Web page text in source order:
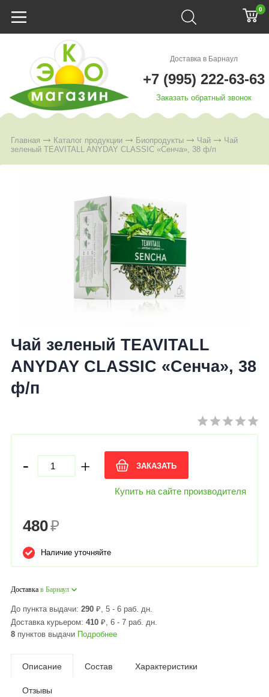
0
Доставка в Барнаул
+7 (995) 222-63-63
Заказать обратный звонок
Главная Каталог продукции Биопродукты Чай
Чай
зеленый TEAVITALL ANYDAY CLASSIC «Сенча», 38 ф/п
Чай зеленый TEAVITALL
ANYDAY CLASSIC «Сенча», 38
ф/п
- + ЗАКАЗАТЬ
Купить на сайте производителя
480₽
Наличие уточняйте
Доставка в Барнаул
До пункта выдачи: 290 ₽, 5 - 6 раб. дн.
Доставка курьером: 410 ₽, 6 - 7 раб. дн.
8 пунктов выдачи Подробнее
Описание Состав Характеристики
Отзывы